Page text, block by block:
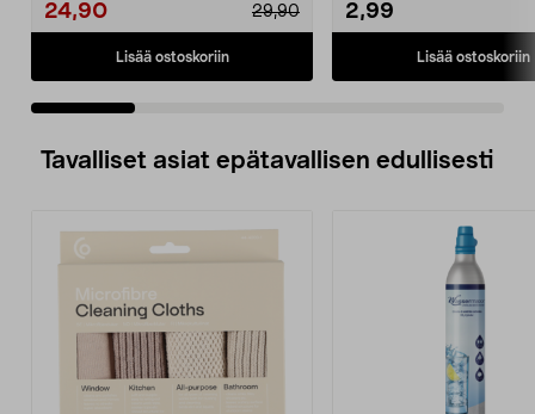
24,90 29,90
Lisää ostoskoriin
2,99
Lisää ostoskoriin
Tavalliset asiat epätavallisen edullisesti